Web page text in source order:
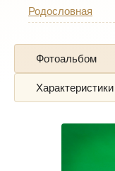
Родословная
Фотоальбом
Характеристики